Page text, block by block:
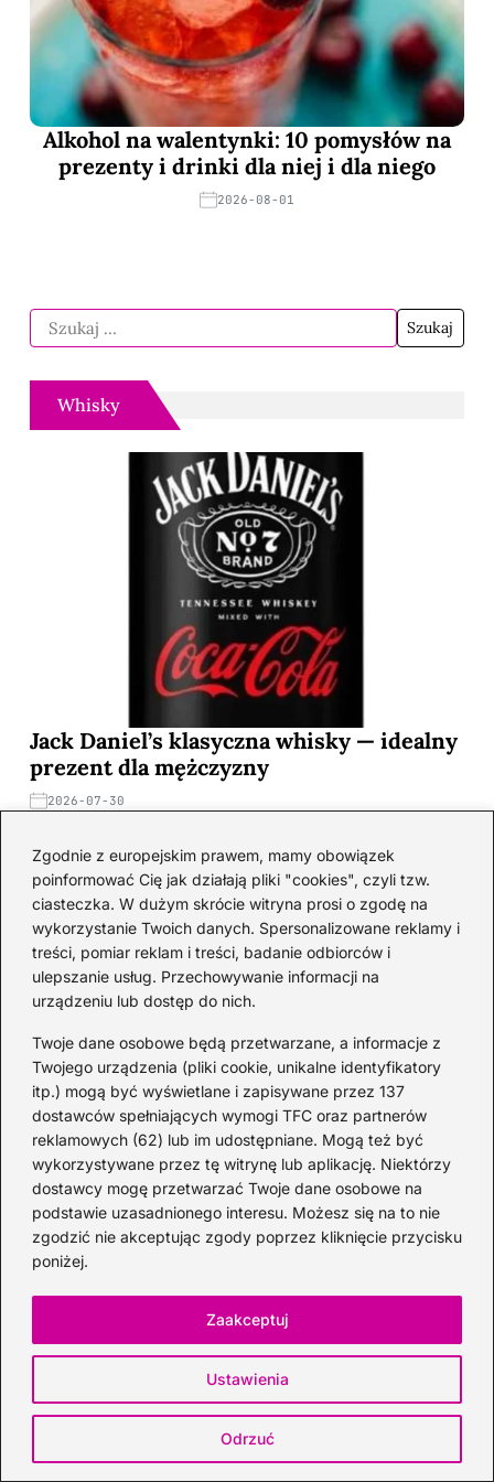
Zgodnie z europejskim prawem, mamy obowiązek
poinformować Cię jak działają pliki "cookies", czyli tzw.
ciasteczka. W dużym skrócie witryna prosi o zgodę na
wykorzystanie Twoich danych. Spersonalizowane reklamy i
treści, pomiar reklam i treści, badanie odbiorców i
ulepszanie usług. Przechowywanie informacji na
urządzeniu lub dostęp do nich.
Twoje dane osobowe będą przetwarzane, a informacje z
Twojego urządzenia (pliki cookie, unikalne identyfikatory
itp.) mogą być wyświetlane i zapisywane przez 137
dostawców spełniających wymogi TFC oraz partnerów
reklamowych (62) lub im udostępniane. Mogą też być
wykorzystywane przez tę witrynę lub aplikację. Niektórzy
dostawcy mogę przetwarzać Twoje dane osobowe na
podstawie uzasadnionego interesu. Możesz się na to nie
zgodzić nie akceptując zgody poprzez kliknięcie przycisku
poniżej.
Ustawienia
Odrzuć
Zaakceptuj
Alkohol na walentynki: 10 pomysłów na
prezenty i drinki dla niej i dla niego
2026-08-01
Whisky
Jack Daniel’s klasyczna whisky — idealny
prezent dla mężczyzny
2026-07-30
Odkryj Ballantine’s Brasil: najlepsze
drinki i przepisy
2026-07-25